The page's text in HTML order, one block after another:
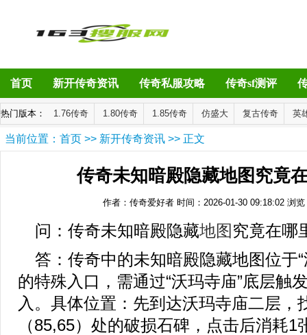
首页 新开传奇资讯 传奇私服攻略 传奇sf测评
热门版本： 1.76传奇 1.80传奇 1.85传奇 仿盛大 复古传奇 英
当前位置： 首页 >> 新开传奇资讯 >> 正文
传奇未知暗殿隐藏地图究竟
作者：传奇爱好者 时间：2026-01-30 09:18:02 浏览
问：传奇未知暗殿隐藏地图 究竟在哪
答：传奇中的未知暗殿隐藏地图位于
的特殊入口，需通过“沃玛寺庙”底层触
入。具体位置：先到达沃玛寺庙二层，
（85,65）处的破损石碑，点击后消耗1